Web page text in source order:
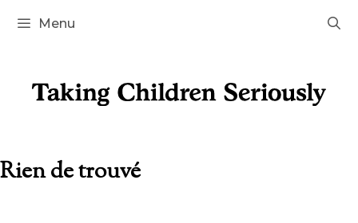
Aller
Menu
Rien de trouvé